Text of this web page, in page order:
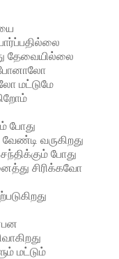
பார்ப்பதில்லை
தேவையில்லை
மட்டுமே
போது
வருகிறது
போது
சிரிக்கவோ
மட்டும்